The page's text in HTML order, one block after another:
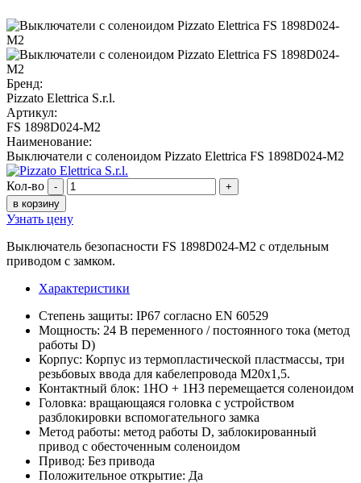
Бренд:
Pizzato Elettrica S.r.l.
Артикул:
FS 1898D024-M2
Наименование:
Выключатели с соленоидом Pizzato Elettrica FS 1898D024-M2
Кол-во -
+
в корзину
Узнать цену
Выключатель безопасности FS 1898D024-M2 с отдельным
приводом с замком.
Характеристики
Степень защиты: IP67 согласно EN 60529
Мощность: 24 В переменного / постоянного тока (метод
работы D)
Корпус: Корпус из термопластической пластмассы, три
резьбовых ввода для кабелепровода M20x1,5.
Контактный блок: 1НО + 1НЗ перемещается соленоидом
Головка: вращающаяся головка с устройством
разблокировки вспомогательного замка
Метод работы: метод работы D, заблокированный
привод с обесточенным соленоидом
Привод: Без привода
Положительное открытие: Да